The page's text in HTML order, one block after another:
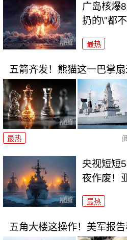
广岛核爆
扔的\"都不
最热
五箭齐发！熊猫这一巴掌
最热
央视短短
夜作废！
最热
五角大楼这操作！美军报